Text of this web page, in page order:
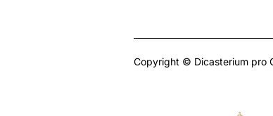
Copyright © Dicasterium pro